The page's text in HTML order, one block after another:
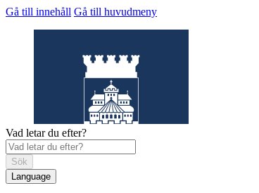
Gå till innehåll Gå till huvudmeny
Vad letar du efter?
Sök
Language